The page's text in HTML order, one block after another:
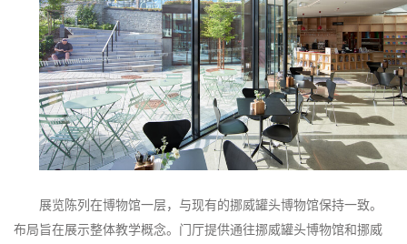
展览陈列在博物馆一层，与现有的挪威罐头博物馆保持一致。
布局旨在展示整体教学概念。门厅提供通往挪威罐头博物馆和挪威